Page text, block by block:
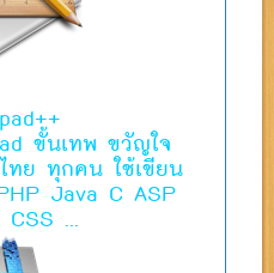
ขั้นเทพ ขวัญใจ
ทย ทุกคน ใช้เขียน
Java C ASP
CSS ...